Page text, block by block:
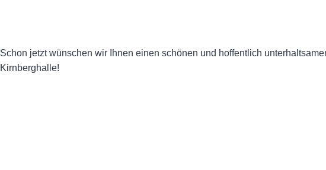
Schon jetzt wünschen wir Ihnen einen schönen und hoffentlich
Kirnberghalle!